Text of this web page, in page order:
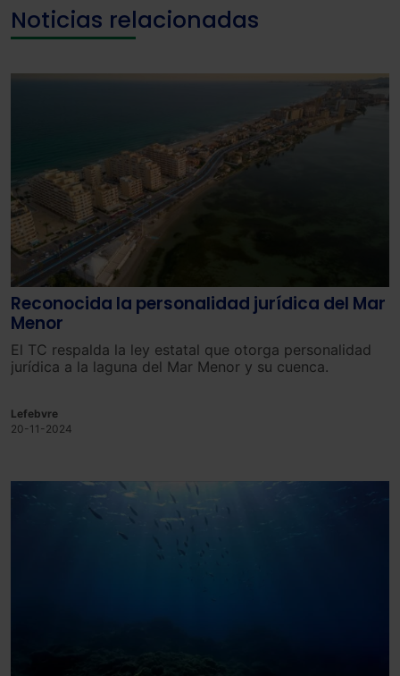
las que sean indispensables para la navegación.
Noticias relacionadas
Reconocida la personalidad jurídica del Mar
Menor
El TC respalda la ley estatal que otorga personalidad
jurídica a la laguna del Mar Menor y su cuenca.
Lefebvre
20-11-2024